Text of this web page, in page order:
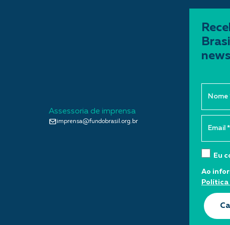
Assessoria de imprensa
imprensa@fundobrasil.org.br
Eu
Ao
Política